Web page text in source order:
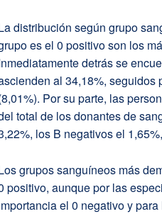
distribución según grupo
es el 0 positivo son los
detrás se
al 34,18%, seguidos
Por su parte, las
total de los donantes de
los B negativos el
grupos sanguíneos más
positivo, aunque por las
el 0 negativo y